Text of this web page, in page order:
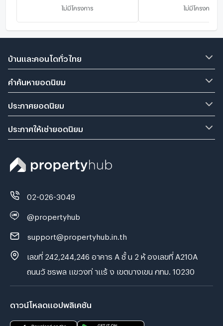
ไม่มีโครงการ ไม่มีโครงการ
บ้านและคอนโดทั่วไทย
คำค้นหายอดนิยม
ประกาศยอดนิยม
ประกาศให้เช่ายอดนิยม
02-026-3049
@propertyhub
support@propertyhub.in.th
เลขที่ 242,244,246 อาคาร A ชั้ น 2 ห้ องเลขที่ A210A
ถนนวั ชรพล แขวงท่ าแร้ ง เขตบางเขน กทม. 10230
ดาวน์โหลดแอปพลิเคชัน